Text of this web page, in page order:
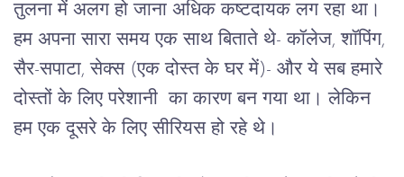
तुलना में अलग हो जाना अधिक कष्टदायक लग रहा था।
हम अपना सारा समय एक साथ बिताते थे- कॉलेज, शॉपिंग,
सैर-सपाटा, सेक्स (एक दोस्त के घर में)- और ये सब हमारे
दोस्तों के लिए परेशानी का कारण बन गया था। लेकिन
हम एक दूसरे के लिए सीरियस हो रहे थे।